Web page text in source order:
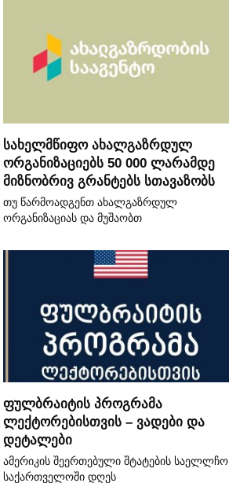
სახელმწიფო ახალგაზრდულ
ორგანიზაციებს 50 000 ლარამდე
მიზნობრივ გრანტებს სთავაზობს
თუ წარმოადგენთ ახალგაზრდულ
ორგანიზაციას და მუშაობთ
ფულბრაიტის პროგრამა
ლექტორებისთვის – ვადები და
დეტალები
ამერიკის შეერთებული შტატების საელლჩო
საქართველოში დღეს